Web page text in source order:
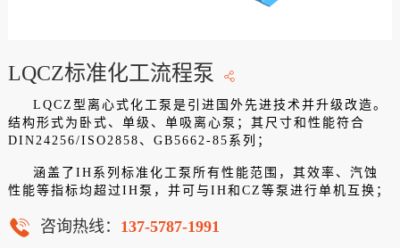
LQCZ标准化工流程泵
LQCZ型离心式化工泵是引进国外先进技术并升级改造。
结构形式为卧式、单级、单吸离心泵；其尺寸和性能符合
DIN24256/ISO2858、GB5662-85系列；
涵盖了IH系列标准化工泵所有性能范围，其效率、汽蚀
性能等指标均超过IH泵，并可与IH和CZ等泵进行单机互换；
咨询热线： 137-5787-1991